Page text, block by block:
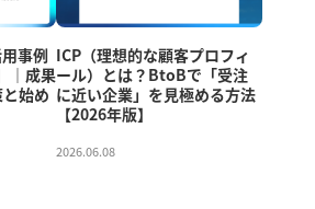
事例
｜成果
始め
ICP（理想的な顧客プロフィ
ール）とは？BtoBで「受注
に近い企業」を見極める方法
【2026年版】
2026.06.08